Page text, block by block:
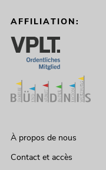
AFFILIATION:
À propos de nous
Contact et accès